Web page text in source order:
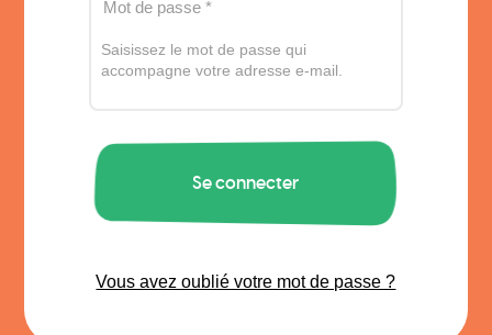
Saisissez le mot de passe qui
accompagne votre adresse e-mail.
Vous avez oublié votre mot de passe ?